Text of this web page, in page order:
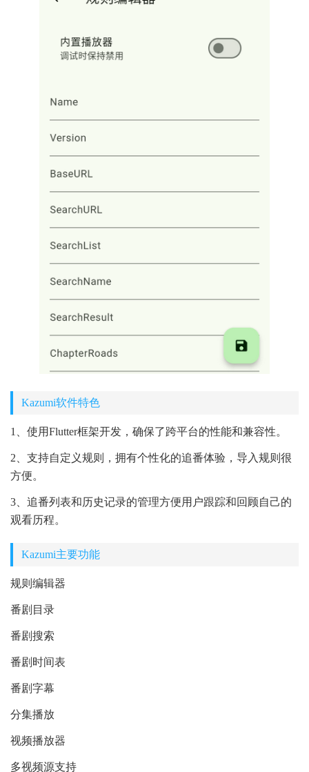
Kazumi软件特色
1、使用Flutter框架开发，确保了跨平台的性能和兼容性。
2、支持自定义规则，拥有个性化的追番体验，导入规则很
方便。
3、追番列表和历史记录的管理方便用户跟踪和回顾自己的
观看历程。
Kazumi主要功能
规则编辑器
番剧目录
番剧搜索
番剧时间表
番剧字幕
分集播放
视频播放器
多视频源支持